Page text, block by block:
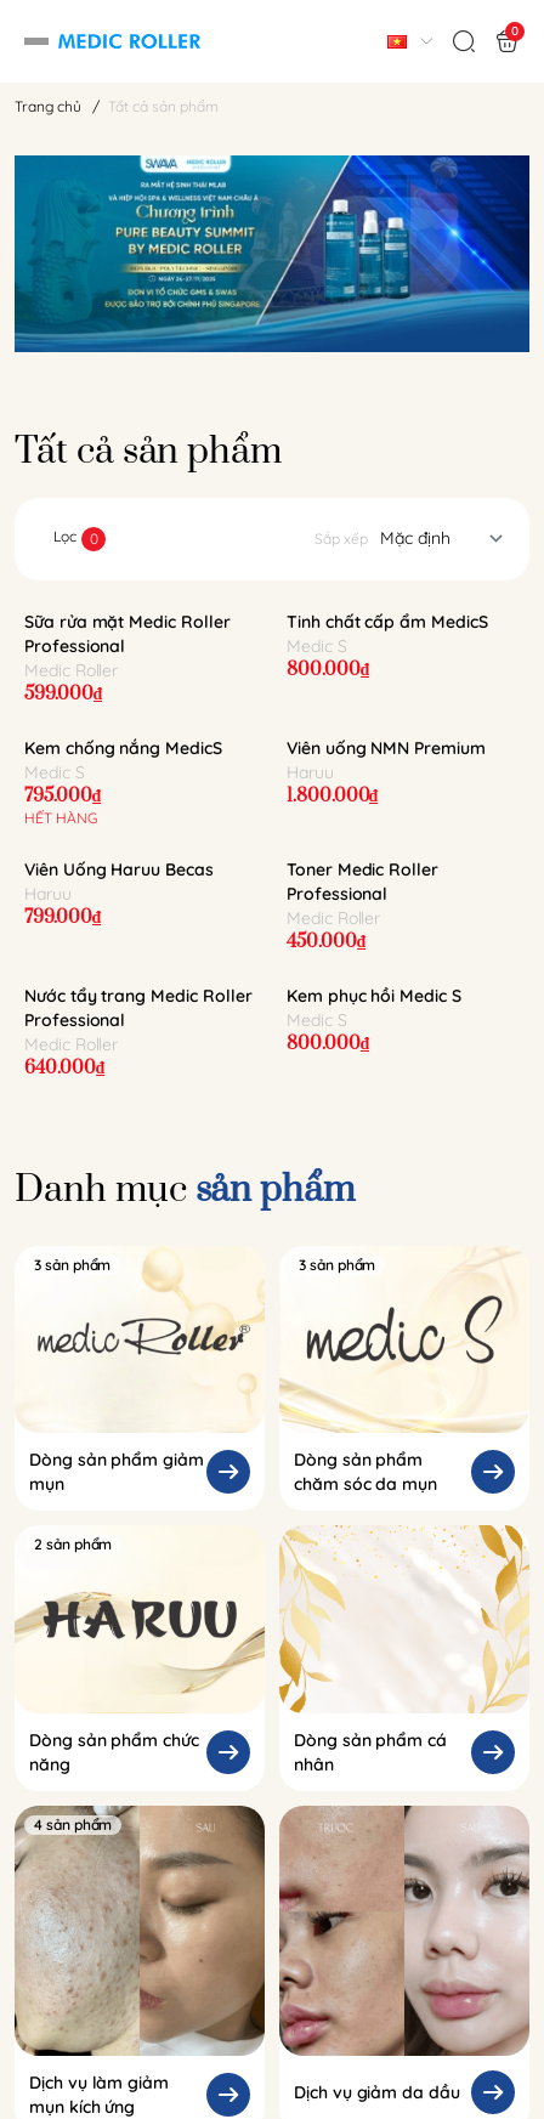
0
Trang chủ / Tất cả sản phẩm
Tất cả sản phẩm
Lọc 0 Sắp xếp
Sữa rửa mặt Medic Roller
Professional
Medic Roller
599.000₫
Tinh chất cấp ẩm MedicS
Medic S
800.000₫
Kem chống nắng MedicS
Medic S
795.000₫
HẾT HÀNG
Viên uống NMN Premium
Haruu
1.800.000₫
Viên Uống Haruu Becas
Haruu
799.000₫
Toner Medic Roller
Professional
Medic Roller
450.000₫
Nước tẩy trang Medic Roller
Professional
Medic Roller
640.000₫
Kem phục hồi Medic S
Medic S
800.000₫
Danh mục sản phẩm
3 sản phẩm
Dòng sản phẩm giảm
mụn
3 sản phẩm
Dòng sản phẩm
chăm sóc da mụn
2 sản phẩm
Dòng sản phẩm chức
năng
Dòng sản phẩm cá
nhân
4 sản phẩm
Dịch vụ làm giảm
mụn kích ứng
Dịch vụ giảm da dầu